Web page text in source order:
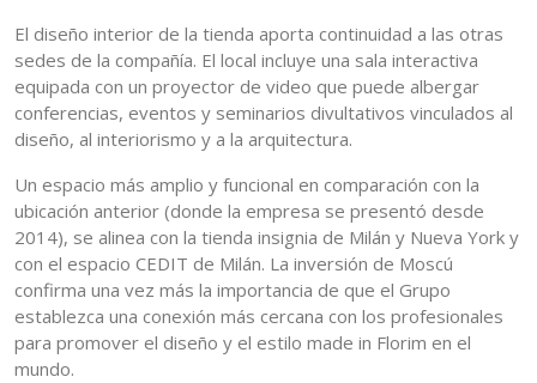
El diseño interior de la tienda aporta continuidad a las otras
sedes de la compañía. El local incluye una sala interactiva
equipada con un proyector de video que puede albergar
conferencias, eventos y seminarios divultativos vinculados al
diseño, al interiorismo y a la arquitectura.
Un espacio más amplio y funcional en comparación con la
ubicación anterior (donde la empresa se presentó desde
2014), se alinea con la tienda insignia de Milán y Nueva York y
con el espacio CEDIT de Milán. La inversión de Moscú
confirma una vez más la importancia de que el Grupo
establezca una conexión más cercana con los profesionales
para promover el diseño y el estilo made in Florim en el
mundo.